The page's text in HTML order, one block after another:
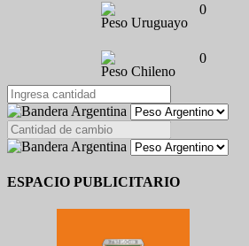
Peso Uruguayo
0
Peso Chileno
0
ESPACIO PUBLICITARIO